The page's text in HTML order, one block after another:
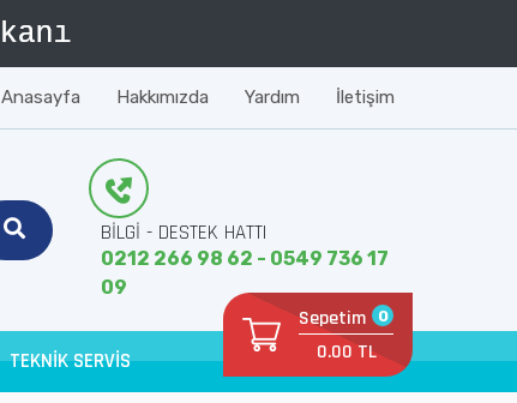
Anasayfa Hakkımızda Yardım İletişim
BİLGİ - DESTEK HATTI
0212 266 98 62 - 0549 736 17
09
Sepetim 0
0.00 TL
TEKNİK SERVİS